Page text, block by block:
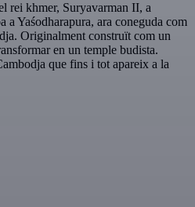
rei khmer, Suryavarman II, a
Yaśodharapura, ara coneguda com
Originalment construït com un
en un temple budista.
que fins i tot apareix a la